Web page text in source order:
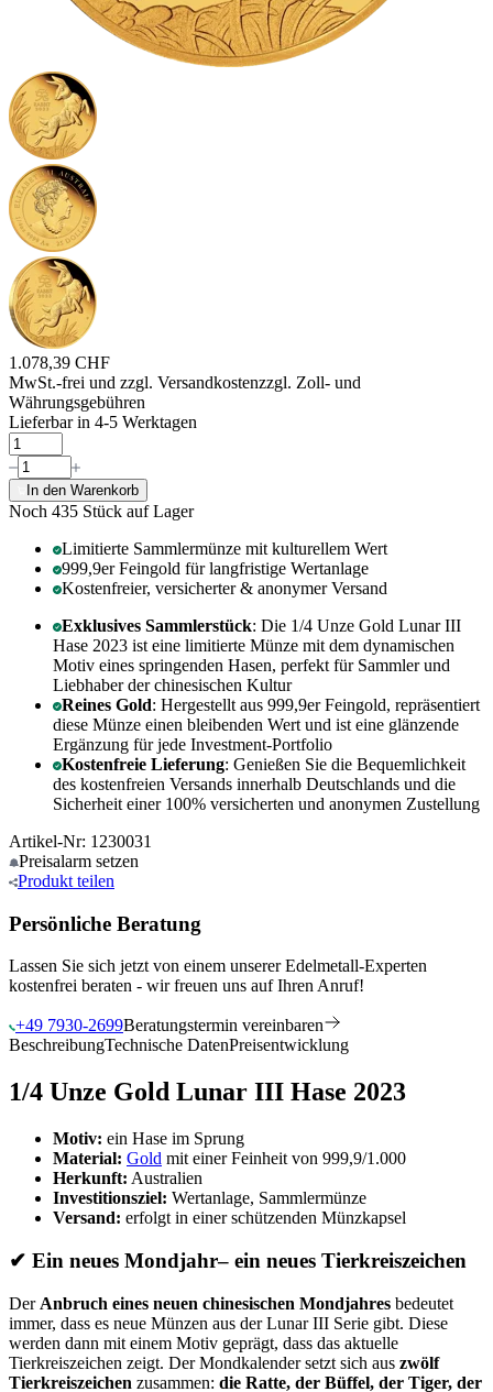
1.078,39 CHF
MwSt.-frei und zzgl. Versandkostenzzgl. Zoll- und
Währungsgebühren
Lieferbar in 4-5 Werktagen
In den Warenkorb
Noch 435 Stück auf Lager
Limitierte Sammlermünze mit kulturellem Wert
999,9er Feingold für langfristige Wertanlage
Kostenfreier, versicherter & anonymer Versand
Exklusives Sammlerstück: Die 1/4 Unze Gold Lunar III
Hase 2023 ist eine limitierte Münze mit dem dynamischen
Motiv eines springenden Hasen, perfekt für Sammler und
Liebhaber der chinesischen Kultur
Reines Gold: Hergestellt aus 999,9er Feingold, repräsentiert
diese Münze einen bleibenden Wert und ist eine glänzende
Ergänzung für jede Investment-Portfolio
Kostenfreie Lieferung: Genießen Sie die Bequemlichkeit
des kostenfreien Versands innerhalb Deutschlands und die
Sicherheit einer 100% versicherten und anonymen Zustellung
Artikel-Nr: 1230031
Preisalarm setzen
Produkt teilen
Persönliche Beratung
Lassen Sie sich jetzt von einem unserer Edelmetall-Experten
kostenfrei beraten - wir freuen uns auf Ihren Anruf!
+49 7930-2699Beratungstermin vereinbaren
BeschreibungTechnische DatenPreisentwicklung
1/4 Unze Gold Lunar III Hase 2023
Motiv: ein Hase im Sprung
Material: Gold mit einer Feinheit von 999,9/1.000
Herkunft: Australien
Investitionsziel: Wertanlage, Sammlermünze
Versand: erfolgt in einer schützenden Münzkapsel
✔ Ein neues Mondjahr– ein neues Tierkreiszeichen
Der Anbruch eines neuen chinesischen Mondjahres bedeutet
immer, dass es neue Münzen aus der Lunar III Serie gibt. Diese
werden dann mit einem Motiv geprägt, dass das aktuelle
Tierkreiszeichen zeigt. Der Mondkalender setzt sich aus zwölf
Tierkreiszeichen zusammen: die Ratte, der Büffel, der Tiger, der